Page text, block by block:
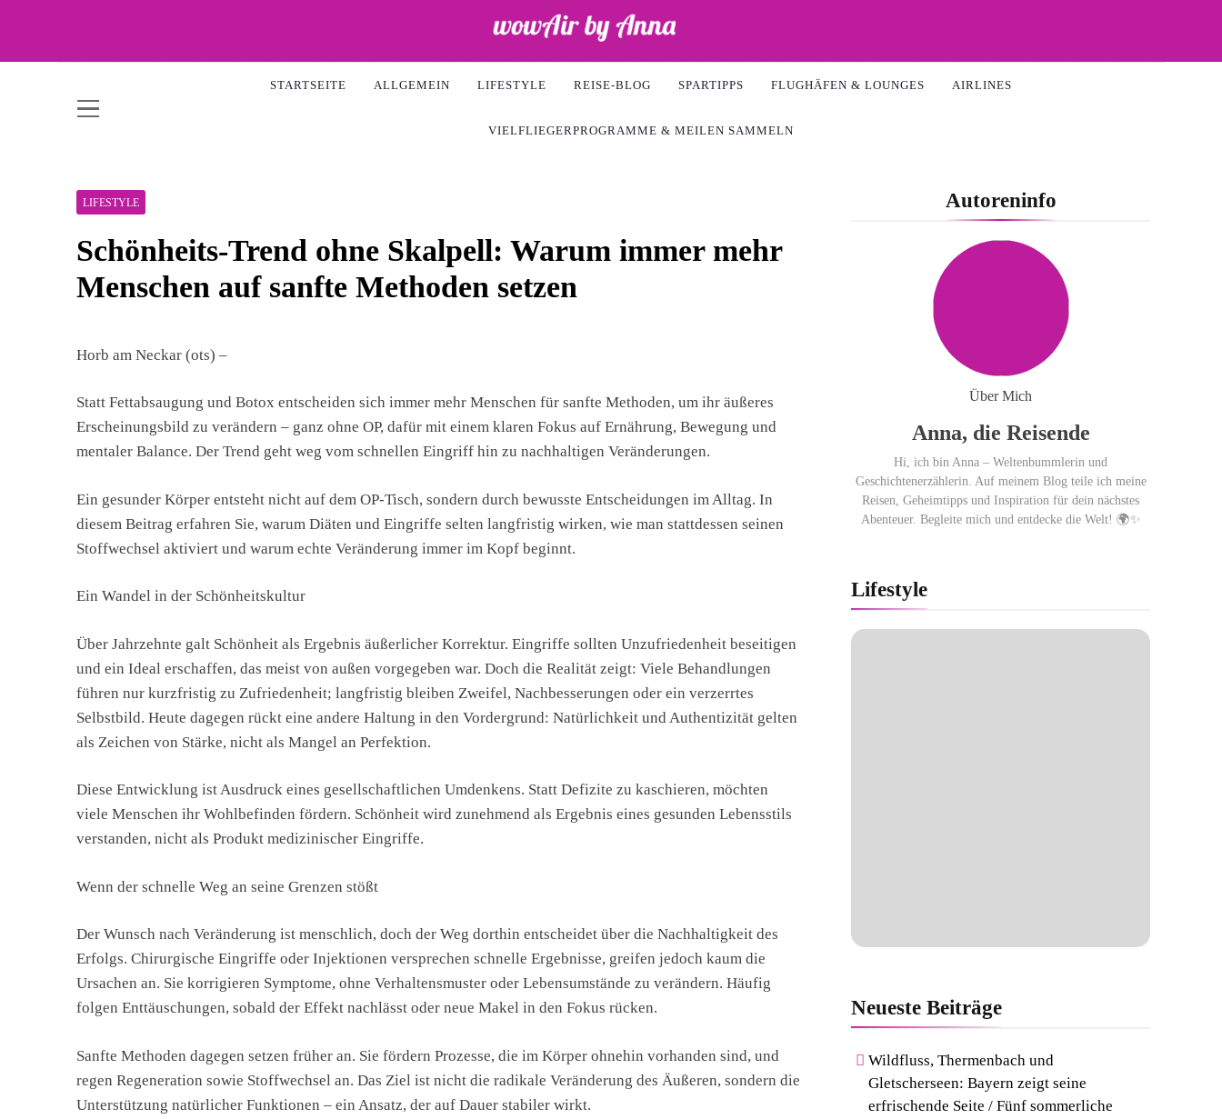
WOW-Air
STARTSEITE ALLGEMEIN LIFESTYLE REISE-BLOG SPARTIPPS FLUGHÄFEN & LOUNGES AIRLINES
VIELFLIEGERPROGRAMME & MEILEN SAMMELN
LIFESTYLE
Schönheits-Trend ohne Skalpell: Warum immer mehr
Menschen auf sanfte Methoden setzen
Horb am Neckar (ots) –
Statt Fettabsaugung und Botox entscheiden sich immer mehr Menschen für sanfte Methoden, um ihr äußeres
Erscheinungsbild zu verändern – ganz ohne OP, dafür mit einem klaren Fokus auf Ernährung, Bewegung und
mentaler Balance. Der Trend geht weg vom schnellen Eingriff hin zu nachhaltigen Veränderungen.
Ein gesunder Körper entsteht nicht auf dem OP-Tisch, sondern durch bewusste Entscheidungen im Alltag. In
diesem Beitrag erfahren Sie, warum Diäten und Eingriffe selten langfristig wirken, wie man stattdessen seinen
Stoffwechsel aktiviert und warum echte Veränderung immer im Kopf beginnt.
Ein Wandel in der Schönheitskultur
Über Jahrzehnte galt Schönheit als Ergebnis äußerlicher Korrektur. Eingriffe sollten Unzufriedenheit beseitigen
und ein Ideal erschaffen, das meist von außen vorgegeben war. Doch die Realität zeigt: Viele Behandlungen
führen nur kurzfristig zu Zufriedenheit; langfristig bleiben Zweifel, Nachbesserungen oder ein verzerrtes
Selbstbild. Heute dagegen rückt eine andere Haltung in den Vordergrund: Natürlichkeit und Authentizität gelten
als Zeichen von Stärke, nicht als Mangel an Perfektion.
Diese Entwicklung ist Ausdruck eines gesellschaftlichen Umdenkens. Statt Defizite zu kaschieren, möchten
viele Menschen ihr Wohlbefinden fördern. Schönheit wird zunehmend als Ergebnis eines gesunden Lebensstils
verstanden, nicht als Produkt medizinischer Eingriffe.
Wenn der schnelle Weg an seine Grenzen stößt
Der Wunsch nach Veränderung ist menschlich, doch der Weg dorthin entscheidet über die Nachhaltigkeit des
Erfolgs. Chirurgische Eingriffe oder Injektionen versprechen schnelle Ergebnisse, greifen jedoch kaum die
Ursachen an. Sie korrigieren Symptome, ohne Verhaltensmuster oder Lebensumstände zu verändern. Häufig
folgen Enttäuschungen, sobald der Effekt nachlässt oder neue Makel in den Fokus rücken.
Sanfte Methoden dagegen setzen früher an. Sie fördern Prozesse, die im Körper ohnehin vorhanden sind, und
regen Regeneration sowie Stoffwechsel an. Das Ziel ist nicht die radikale Veränderung des Äußeren, sondern die
Unterstützung natürlicher Funktionen – ein Ansatz, der auf Dauer stabiler wirkt.
Autoreninfo
Über Mich
Anna, die Reisende
Hi, ich bin Anna – Weltenbummlerin und
Geschichtenerzählerin. Auf meinem Blog teile ich meine
Reisen, Geheimtipps und Inspiration für dein nächstes
Abenteuer. Begleite mich und entdecke die Welt! 🌍✨
Lifestyle
NeuesteBeiträge
Wildfluss, Thermenbach und
Gletscherseen: Bayern zeigt seine
erfrischende Seite / Fünf sommerliche